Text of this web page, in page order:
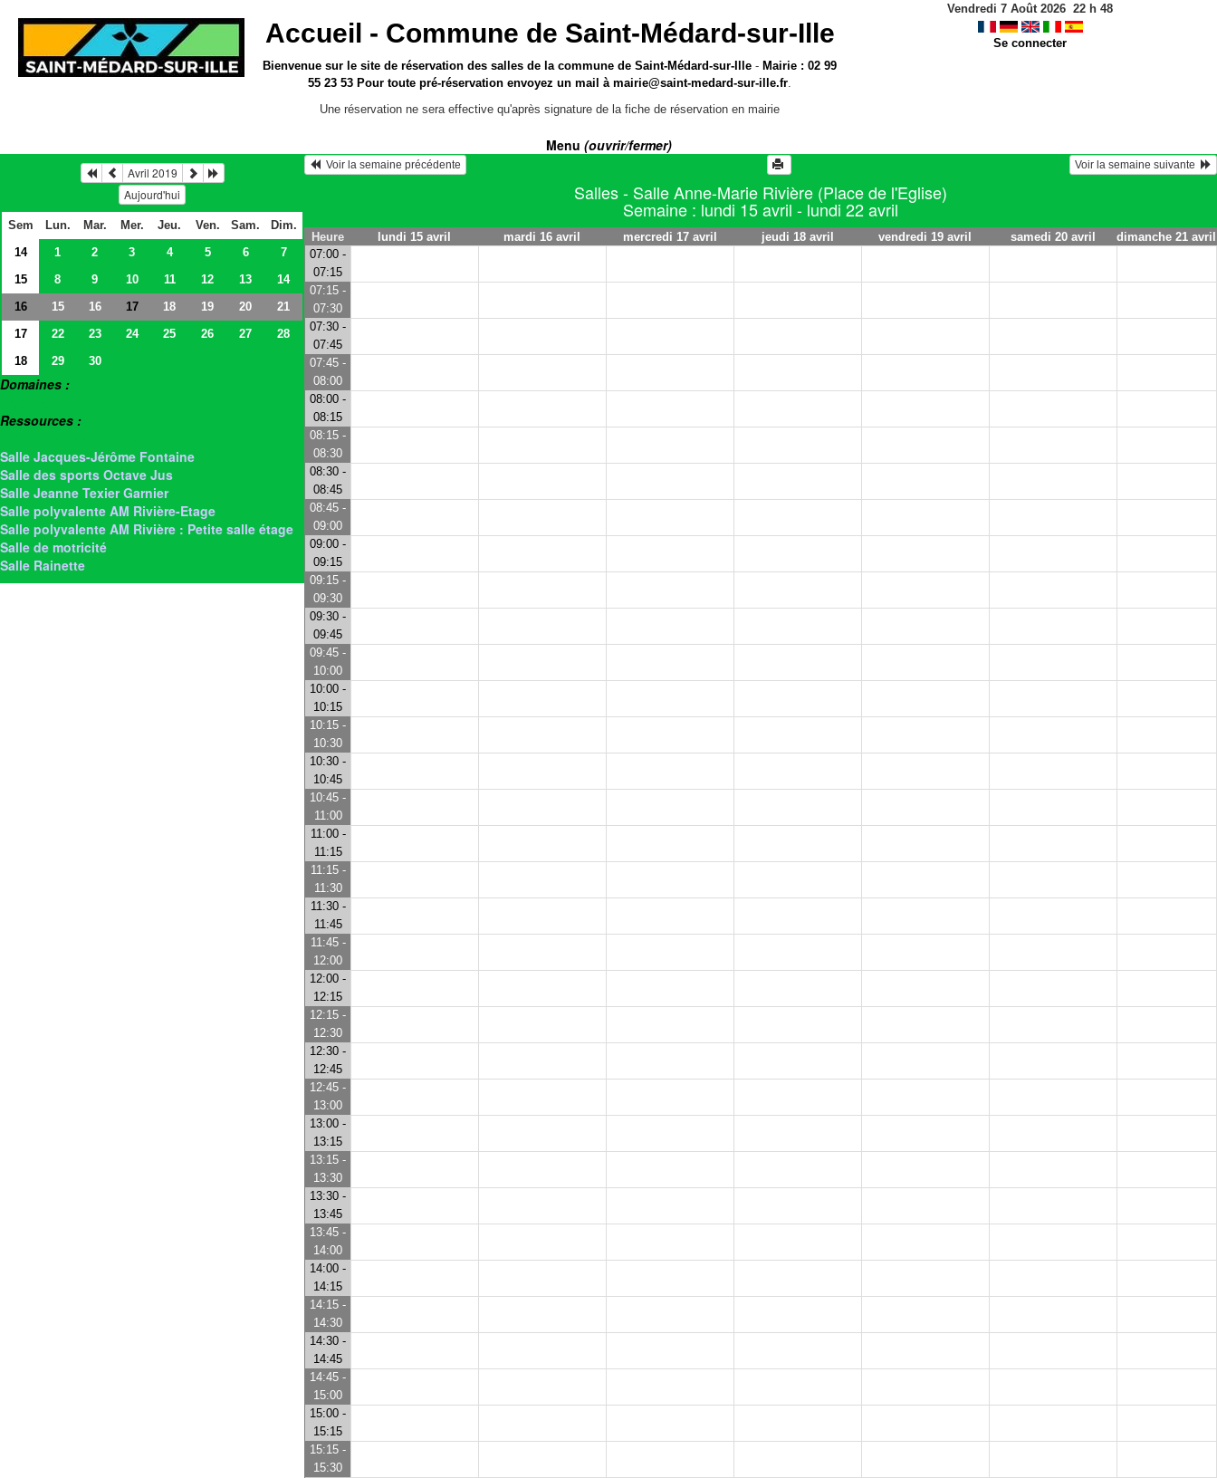
Accueil - Commune de Saint-Médard-sur-Ille
Bienvenue sur le sitede réservation des salles de la commune de Saint-Médard-sur-Ille - Mairie : 02 99
55 23 53 Pour toute pré-réservation envoyez un mail àmairie@saint-medard-sur-ille.fr.
Une réservation ne sera effective qu'après signature de la fiche de réservation en mairie
Vendredi 7 Août 2026 22 h 48
Se connecter
Menu (ouvrir/fermer)
Avril 2019
Aujourd'hui
Sem Lun. Mar. Mer. Jeu. Ven. Sam.
Dim.
14
1 2 3 4 5 6
7
15
8 9 10 11 12 13
14
16
15 16 17 18 19 20
21
17
22 23 24 25 26 27
28
18
29 30
Domaines :
Ressources :
Salle Jacques-Jérôme Fontaine
Salle des sports Octave Jus
Salle Jeanne Texier Garnier
Salle polyvalente AM Rivière-Etage
Salle polyvalente AM Rivière : Petite salle étage
Salle de motricité
Salle Rainette
  Voir la semaine précédente
Voir la semaine suivante
Salles - Salle Anne-Marie Rivière (Place de l'Eglise)
Semaine : lundi 15 avril - lundi 22 avril
Heure lundi 15 avril mardi 16 avril mercredi 17 avril jeudi 18 avril vendredi 19 avril samedi 20 avril
dimanche 21 avril
07:00 -
07:15
07:15 -
07:30
07:30 -
07:45
07:45 -
08:00
08:00 -
08:15
08:15 -
08:30
08:30 -
08:45
08:45 -
09:00
09:00 -
09:15
09:15 -
09:30
09:30 -
09:45
09:45 -
10:00
10:00 -
10:15
10:15 -
10:30
10:30 -
10:45
10:45 -
11:00
11:00 -
11:15
11:15 -
11:30
11:30 -
11:45
11:45 -
12:00
12:00 -
12:15
12:15 -
12:30
12:30 -
12:45
12:45 -
13:00
13:00 -
13:15
13:15 -
13:30
13:30 -
13:45
13:45 -
14:00
14:00 -
14:15
14:15 -
14:30
14:30 -
14:45
14:45 -
15:00
15:00 -
15:15
15:15 -
15:30